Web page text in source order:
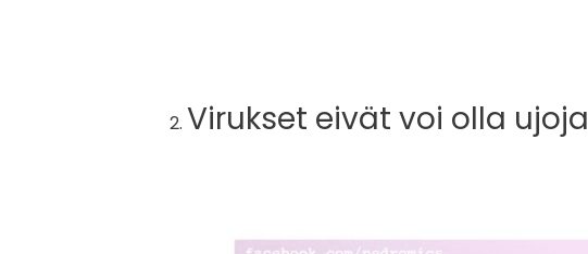
Virukset eivät voi olla ujoja